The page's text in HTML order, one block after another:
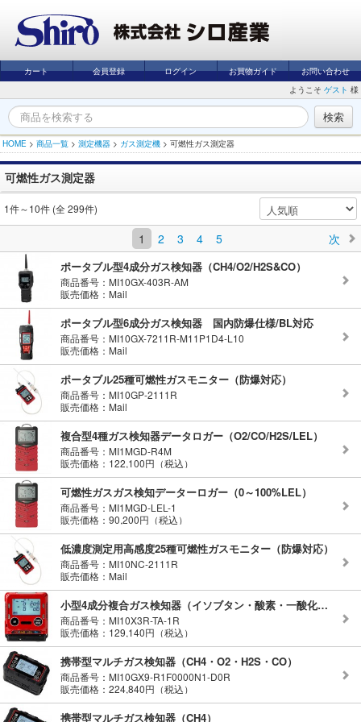
カート 会員登録 ログイン お買物ガイド
お問い合わせ
ようこそ ゲスト 様
HOME > 商品一覧 > 測定機器 > ガス測定機 > 可燃性ガス測定器
可燃性ガス測定器
1件～10件 (全 299件)
1 2 3 4 5 次
ポータブル型4成分ガス検知器（CH4/O2/H2S&CO）
商品番号：MI10GX-403R-AM
販売価格：Mail
ポータブル型6成分ガス検知器 国内防爆仕様/BL対応
商品番号：MI10GX-7211R-M11P1D4-L10
販売価格：Mail
ポータブル25種可燃性ガスモニター（防爆対応）
商品番号：MI10GP-2111R
販売価格：Mail
複合型4種ガス検知器データロガー（O2/CO/H2S/LEL）
商品番号：MI1MGD-R4M
販売価格：122,100円（税込）
可燃性ガスガス検知データーロガー（0～100%LEL）
商品番号：MI1MGD-LEL-1
販売価格：90,200円（税込）
低濃度測定用高感度25種可燃性ガスモニター（防爆対応）
商品番号：MI10NC-2111R
販売価格：Mail
小型4成分複合ガス検知器（イソブタン・酸素・一酸化炭素・硫化水素）
商品番号：MI10X3R-TA-1R
販売価格：129,140円（税込）
携帯型マルチガス検知器（CH4・O2・H2S・CO）
商品番号：MI10GX9-R1F0000N1-D0R
販売価格：224,840円（税込）
携帯型マルチガス検知器（CH4）